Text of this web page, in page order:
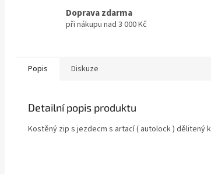
Doprava zdarma
při nákupu nad 3 000 Kč
Popis Diskuze
Detailní popis produktu
Kostěný zip s jezdecm s artací ( autolock ) dělitený